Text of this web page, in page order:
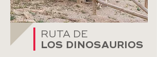
RUTA DE
LOS DINOSAURIOS